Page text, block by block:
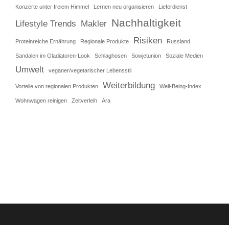
Konzerte unter freiem Himmel Lernen neu organisieren Lieferdienst
Lifestyle Trends Makler Nachhaltigkeit
Proteinreiche Ernährung Regionale Produkte Risiken Russland
Sandalen im Gladiatoren-Look Schlaghosen Sowjetunion Soziale Medien
Umwelt veganer/vegetarischer Lebensstil
Vorteile von regionalen Produkten Weiterbildung Well-Being-Index
Wohnwagen reinigen Zeltverleih Ära